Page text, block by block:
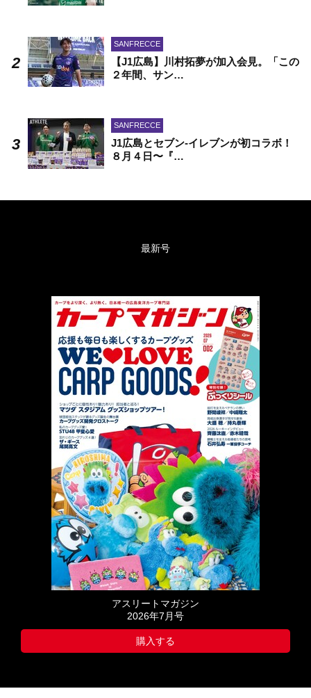
SANFRECCE
【J1広島】川村拓夢が加入会見。「この
２年間、サン…
SANFRECCE
J1広島とセブン-イレブンが初コラボ！
８月４日〜『…
最新号
アスリートマガジン
2026年7月号
購入する